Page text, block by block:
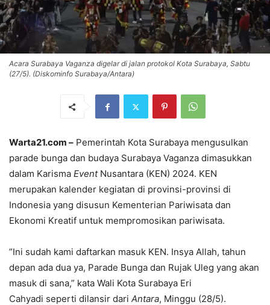
Acara Surabaya Vaganza digelar di jalan protokol Kota Surabaya, Sabtu
(27/5). (Diskominfo Surabaya/Antara)
Warta21.com – Pemerintah Kota Surabaya mengusulkan
parade bunga dan budaya Surabaya Vaganza dimasukkan
dalam Karisma EventNusantara (KEN) 2024. KEN
merupakan kalender kegiatan di provinsi-provinsi di
Indonesia yang disusun Kementerian Pariwisata dan
Ekonomi Kreatif untuk mempromosikan pariwisata.
”Ini sudah kami daftarkan masuk KEN. Insya Allah, tahun
depan ada dua ya, Parade Bunga dan Rujak Uleg yang akan
masuk di sana,” kata Wali Kota Surabaya Eri
Cahyadi seperti dilansir dari Antara, Minggu (28/5).